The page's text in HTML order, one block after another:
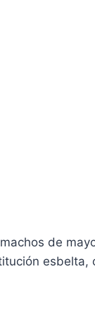
de
esbelta,